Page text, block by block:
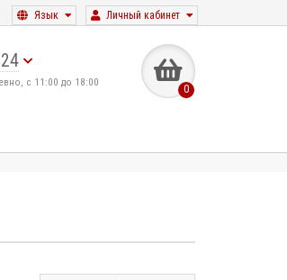
Личный кабинет
Язык
с 11:00 до 18:00 0